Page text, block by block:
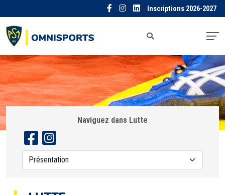
Inscriptions 2026-2027
Naviguez dans Lutte